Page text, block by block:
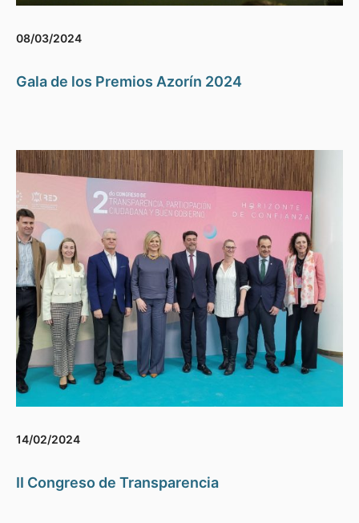
08/03/2024
Gala de los Premios Azorín 2024
14/02/2024
II Congreso de Transparencia